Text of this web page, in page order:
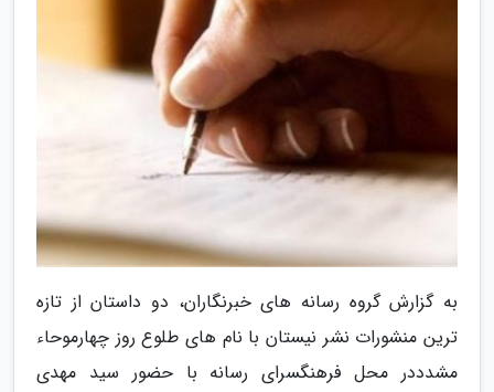
به گزارش گروه رسانه های خبرنگاران، دو داستان از تازه
ترین منشورات نشر نیستان با نام های طلوع روز چهارموحاء
مشدددر محل فرهنگسرای رسانه با حضور سید مهدی